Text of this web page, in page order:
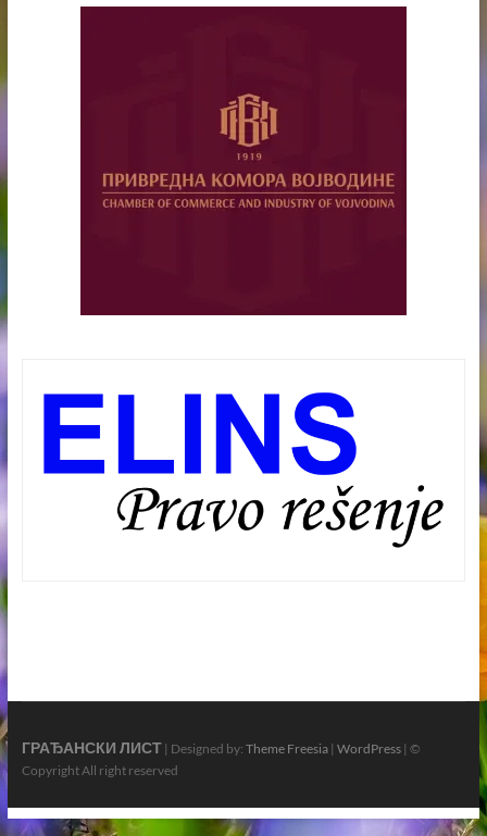
ГРАЂАНСКИ ЛИСТ| Designed by: Theme Freesia| WordPress| ©
Copyright All right reserved